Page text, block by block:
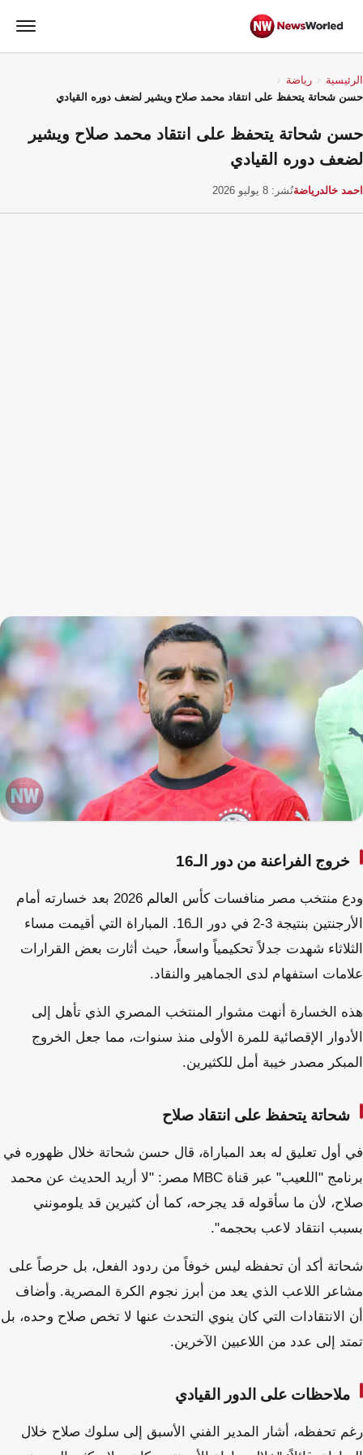
الرئيسية
رياضة
حسن شحاتة يتحفظ على انتقاد محمد صلاح ويشير لضعف دوره القيادي
حسن شحاتة يتحفظ على انتقاد محمد صلاح ويشير
لضعف دوره القيادي
احمد خالدرياضةنُشر: 8 يوليو 2026
خروج الفراعنة من دور الـ16
ودع منتخب مصر منافسات كأس العالم 2026 بعد خسارته أمام
الأرجنتين بنتيجة 3-2 في دور الـ16. المباراة التي أقيمت مساء
الثلاثاء شهدت جدلاً تحكيمياً واسعاً، حيث أثارت بعض القرارات
علامات استفهام لدى الجماهير والنقاد.
هذه الخسارة أنهت مشوار المنتخب المصري الذي تأهل إلى
الأدوار الإقصائية للمرة الأولى منذ سنوات، مما جعل الخروج
المبكر مصدر خيبة أمل للكثيرين.
شحاتة يتحفظ على انتقاد صلاح
في أول تعليق له بعد المباراة، قال حسن شحاتة خلال ظهوره في
برنامج "اللعيب" عبر قناة MBC مصر: "لا أريد الحديث عن محمد
صلاح، لأن ما سأقوله قد يجرحه، كما أن كثيرين قد يلومونني
بسبب انتقاد لاعب بحجمه".
شحاتة أكد أن تحفظه ليس خوفاً من ردود الفعل، بل حرصاً على
مشاعر اللاعب الذي يعد من أبرز نجوم الكرة المصرية. وأضاف
أن الانتقادات التي كان ينوي التحدث عنها لا تخص صلاح وحده، بل
تمتد إلى عدد من اللاعبين الآخرين.
ملاحظات على الدور القيادي
رغم تحفظه، أشار المدير الفني الأسبق إلى سلوك صلاح خلال